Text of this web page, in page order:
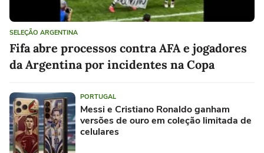
SELEÇÃO ARGENTINA
Fifa abre processos contra AFA e jogadores
da Argentina por incidentes na Copa
PORTUGAL
Messi e Cristiano Ronaldo ganham
versões de ouro em coleção limitada de
celulares